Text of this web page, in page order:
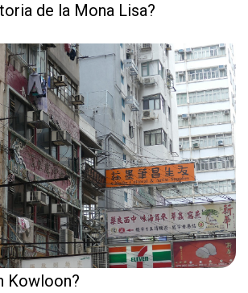
de la Mona Lisa?
Kowloon?